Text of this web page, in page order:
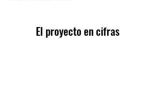
El proyecto en cifras